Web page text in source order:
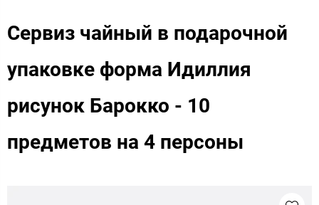
Сервиз чайный в подарочной
упаковке форма Идиллия
рисунок Барокко - 10
предметов на 4 персоны